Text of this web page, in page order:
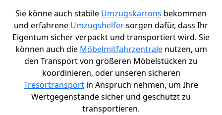
Sie könne auch stabile Umzugskartons bekommen
und erfahrene Umzugshelfersorgen dafür, dass Ihr
Eigentum sicher verpackt und transportiert wird. Sie
können auch die Möbelmitfahrzentralenutzen, um
den Transport von größeren Möbelstücken zu
koordinieren, oder unseren sicheren
Tresortransport in Anspruch nehmen, um Ihre
Wertgegenstände sicher und geschützt zu
transportieren.